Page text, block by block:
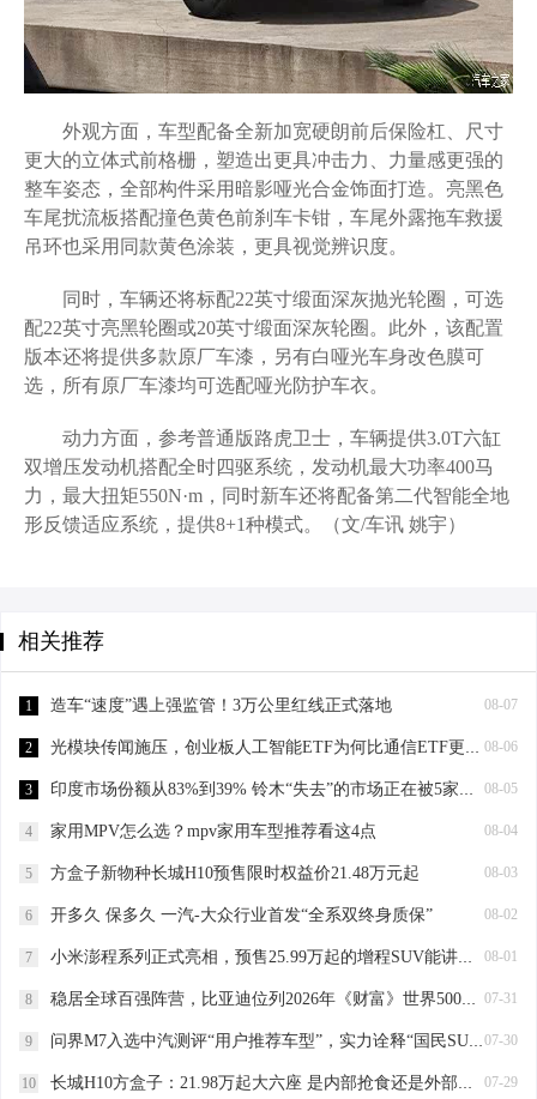
外观方面，车型配备全新加宽硬朗前后保险杠、尺寸
更大的立体式前格栅，塑造出更具冲击力、力量感更强的
整车姿态，全部构件采用暗影哑光合金饰面打造。亮黑色
车尾扰流板搭配撞色黄色前刹车卡钳，车尾外露拖车救援
吊环也采用同款黄色涂装，更具视觉辨识度。
同时，车辆还将标配22英寸缎面深灰抛光轮圈，可选
配22英寸亮黑轮圈或20英寸缎面深灰轮圈。此外，该配置
版本还将提供多款原厂车漆，另有白哑光车身改色膜可
选，所有原厂车漆均可选配哑光防护车衣。
动力方面，参考普通版路虎卫士，车辆提供3.0T六缸
双增压发动机搭配全时四驱系统，发动机最大功率400马
力，最大扭矩550N·m，同时新车还将配备第二代智能全地
形反馈适应系统，提供8+1种模式。（文/车讯 姚宇）
相关推荐
08-07
1 造车“速度”遇上强监管！3万公里红线正式落地
08-06
2 光模块传闻施压，创业板人工智能ETF为何比通信ETF更能抗跌？大票权重+AI应用成关键“减震器”！
08-05
3 印度市场份额从83%到39% 铃木“失去”的市场正在被5家分食
08-04
4 家用MPV怎么选？mpv家用车型推荐看这4点
08-03
5 方盒子新物种长城H10预售限时权益价21.48万元起
08-02
6 开多久 保多久 一汽-大众行业首发“全系双终身质保”
08-01
7 小米澎程系列正式亮相，预售25.99万起的增程SUV能讲出新故事吗？
07-31
8 稳居全球百强阵营，比亚迪位列2026年《财富》世界500强第91位
07-30
9 问界M7入选中汽测评“用户推荐车型”，实力诠释“国民SUV幸福旗舰”
07-29
10 长城H10方盒子：21.98万起大六座 是内部抢食还是外部拓疆？